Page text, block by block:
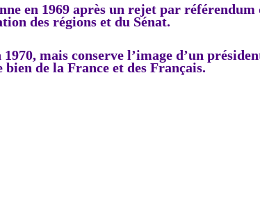
en 1969 après un rejet par référendum
des régions et du Sénat.
mais conserve l’image d’un
de la France et des Français.